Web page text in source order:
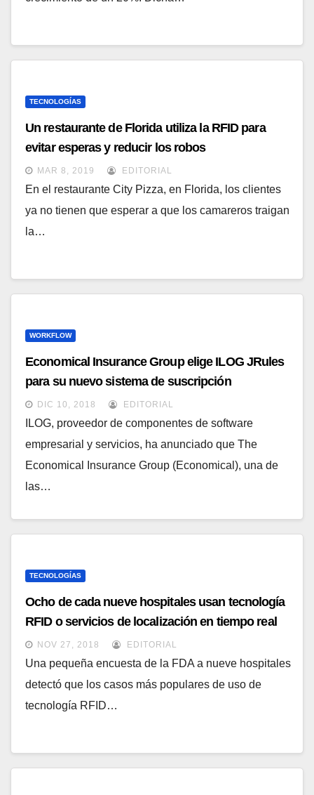
TECNOLOGÍAS
Un restaurante de Florida utiliza la RFID para
evitar esperas y reducir los robos
MAR 8, 2019 EDITORIAL
En el restaurante City Pizza, en Florida, los clientes
ya no tienen que esperar a que los camareros traigan
la…
WORKFLOW
Economical Insurance Group elige ILOG JRules
para su nuevo sistema de suscripción
automatizado
DIC 10, 2018 EDITORIAL
ILOG, proveedor de componentes de software
empresarial y servicios, ha anunciado que The
Economical Insurance Group (Economical), una de
las…
TECNOLOGÍAS
Ocho de cada nueve hospitales usan tecnología
RFID o servicios de localización en tiempo real
según una encuesta de la FDA
NOV 27, 2018 EDITORIAL
Una pequeña encuesta de la FDA a nueve hospitales
detectó que los casos más populares de uso de
tecnología RFID…